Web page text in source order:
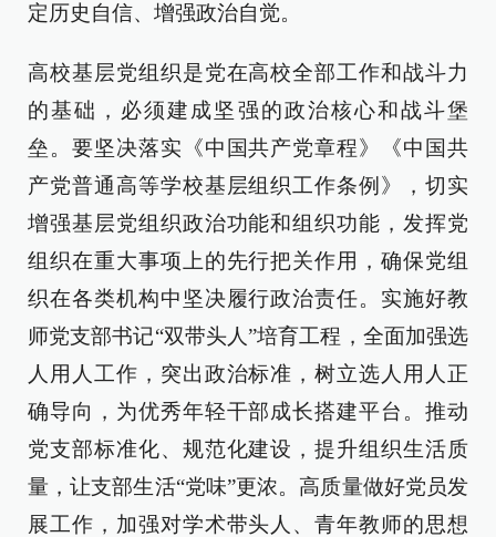
定历史自信、增强政治自觉。
高校基层党组织是党在高校全部工作和战斗力
的基础，必须建成坚强的政治核心和战斗堡
垒。要坚决落实《中国共产党章程》《中国共
产党普通高等学校基层组织工作条例》，切实
增强基层党组织政治功能和组织功能，发挥党
组织在重大事项上的先行把关作用，确保党组
织在各类机构中坚决履行政治责任。实施好教
师党支部书记“双带头人”培育工程，全面加强选
人用人工作，突出政治标准，树立选人用人正
确导向，为优秀年轻干部成长搭建平台。推动
党支部标准化、规范化建设，提升组织生活质
量，让支部生活“党味”更浓。高质量做好党员发
展工作，加强对学术带头人、青年教师的思想